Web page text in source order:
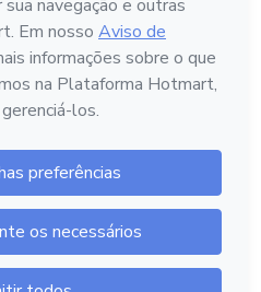
os direitos reservados